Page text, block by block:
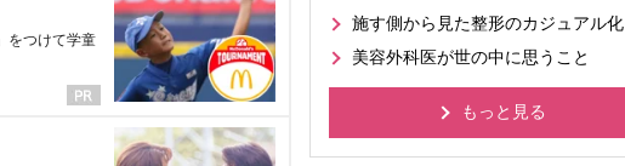
をつけて学童
施す側から見た整形のカジュアル化
美容外科医が世の中に思うこと
もっと見る